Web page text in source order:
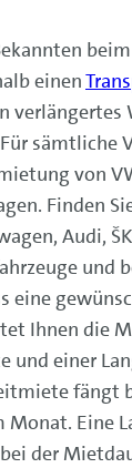
einen
verlängertes
sämtliche
von
Finden
Audi,
und
eine
Ihnen die
und einer
fängt
Monat. Eine
der